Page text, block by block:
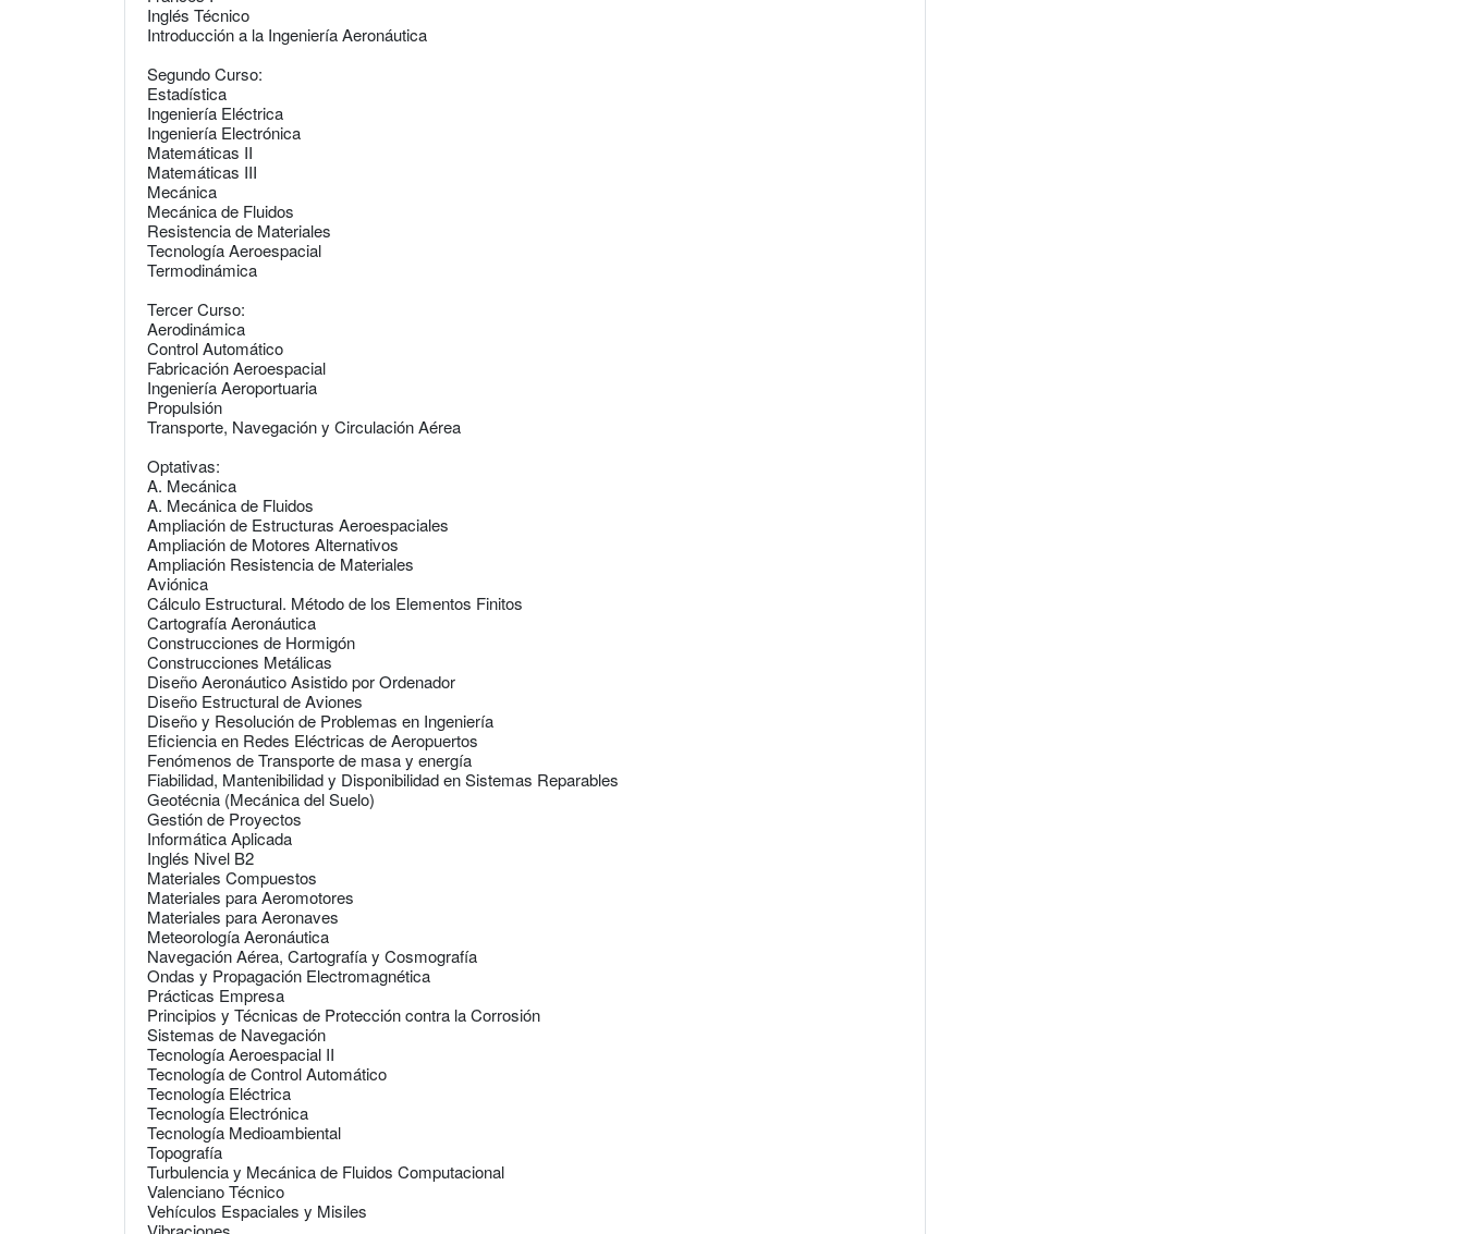
Inglés Técnico
Introducción a la Ingeniería Aeronáutica
Segundo Curso:
Estadística
Ingeniería Eléctrica
Ingeniería Electrónica
Matemáticas II
Matemáticas III
Mecánica
Mecánica de Fluidos
Resistencia de Materiales
Tecnología Aeroespacial
Termodinámica
Tercer Curso:
Aerodinámica
Control Automático
Fabricación Aeroespacial
Ingeniería Aeroportuaria
Propulsión
Transporte, Navegación y Circulación Aérea
Optativas:
A. Mecánica
A. Mecánica de Fluidos
Ampliación de Estructuras Aeroespaciales
Ampliación de Motores Alternativos
Ampliación Resistencia de Materiales
Aviónica
Cálculo Estructural. Método de los Elementos Finitos
Cartografía Aeronáutica
Construcciones de Hormigón
Construcciones Metálicas
Diseño Aeronáutico Asistido por Ordenador
Diseño Estructural de Aviones
Diseño y Resolución de Problemas en Ingeniería
Eficiencia en Redes Eléctricas de Aeropuertos
Fenómenos de Transporte de masa y energía
Fiabilidad, Mantenibilidad y Disponibilidad en Sistemas Reparables
Geotécnia (Mecánica del Suelo)
Gestión de Proyectos
Informática Aplicada
Inglés Nivel B2
Materiales Compuestos
Materiales para Aeromotores
Materiales para Aeronaves
Meteorología Aeronáutica
Navegación Aérea, Cartografía y Cosmografía
Ondas y Propagación Electromagnética
Prácticas Empresa
Principios y Técnicas de Protección contra la Corrosión
Sistemas de Navegación
Tecnología Aeroespacial II
Tecnología de Control Automático
Tecnología Eléctrica
Tecnología Electrónica
Tecnología Medioambiental
Topografía
Turbulencia y Mecánica de Fluidos Computacional
Valenciano Técnico
Vehículos Espaciales y Misiles